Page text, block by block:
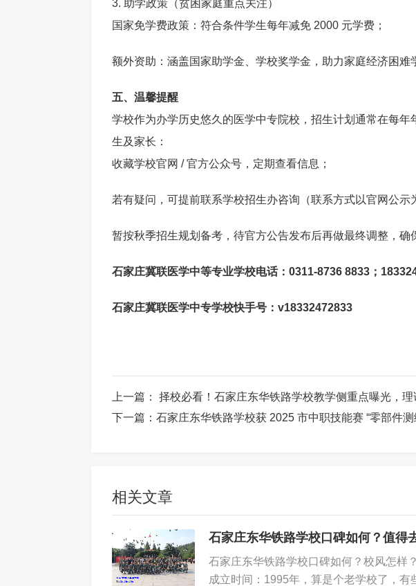
3. 助学政策（贫困家庭重点关注）
国家免学费政策：符合条件学生每年减免 2000 元学费；
额外资助：涵盖国家助学金、学校奖学金，助力家庭经济困难
五、温馨提醒
学校作为办学历史悠久的医学中专院校，招生计划通常在每
生及家长：
收藏学校官网 / 官方公众号，定期查看信息；
若有疑问，可提前联系学校招生办咨询（联系方式以官网公示
暂按秋季招生规划备考，待官方公告发布后再做最终调整，确
石家庄冀联医学中等专业学校电话：0311-8736 8833；
石家庄冀联医学中专学校快手号：v18332472833
上一篇：
择校必看！石家庄东华铁路学校教学侧重点曝光，理论
下一篇： 石家庄东华铁路学校获 2025 市中职技能赛 “零部件
相关文章
石家庄东华铁路学校口碑如何？值得
石家庄东华铁路学校口碑如何？校风怎样
成立时间：1995年，算是个老学校了，